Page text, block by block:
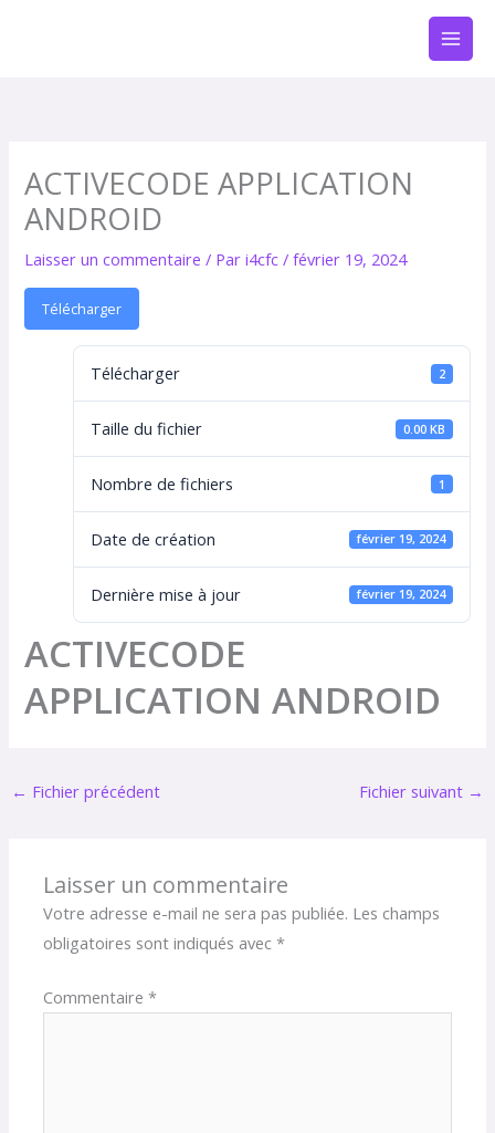
ACTIVECODE APPLICATION
ANDROID
Laisser un commentaire / Pari4cfc/février 19, 2024
Télécharger
Télécharger 2
Taille du fichier 0.00 KB
Nombre de fichiers 1
Date de création février 19, 2024
Dernière mise à jour février 19, 2024
ACTIVECODE
APPLICATION ANDROID
← Fichier précédent Fichier suivant →
Laisser un commentaire
Votre adresse e-mail ne sera pas publiée. Les champs
obligatoires sont indiqués avec*
Commentaire*